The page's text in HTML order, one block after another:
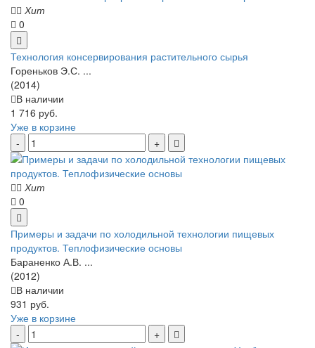
Хит
0
Технология консервирования растительного сырья
Гореньков Э.С. ...
(2014)
В наличии
1 716 руб.
Уже в корзине
Хит
0
Примеры и задачи по холодильной технологии пищевых
продуктов. Теплофизические основы
Бараненко А.В. ...
(2012)
В наличии
931 руб.
Уже в корзине